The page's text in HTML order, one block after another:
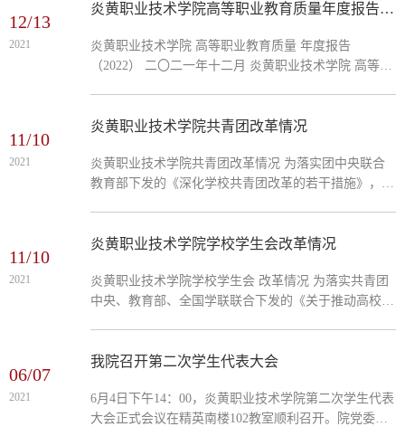
监制、电...
12/13
2021
炎黄职业技术学院高等职业教育质量年度报告（2022）
炎黄职业技术学院 高等职业教育质量 年度报告
（2022） 二〇二一年十二月 炎黄职业技术学院 高等职
11/10
2021
炎黄职业技术学院共青团改革情况
炎黄职业技术学院共青团改革情况 为落实团中央联合
教育部下发的《深化学校共青团改革的若干措施》，按
如下。 一...
11/10
2021
炎黄职业技术学院学校学生会改革情况
炎黄职业技术学院学校学生会 改革情况 为落实共青团
中央、教育部、全国学联联合下发的《关于推动高校学
改革情况...
06/07
2021
我院召开第二次学生代表大会
6月4日下午14：00，炎黄职业技术学院第二次学生代表
大会正式会议在精英南楼102教室顺利召开。院党委书